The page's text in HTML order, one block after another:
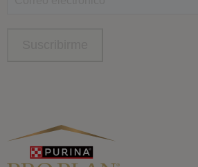
Aviso Legal Política General de Privacidad